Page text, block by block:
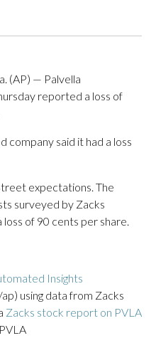
(AP) — Palvella
reported a loss of
company said it had a loss
expectations. The
surveyed by Zacks
of 90 cents per share.
Insights
using data from Zacks
Zacks stock report on PVLA